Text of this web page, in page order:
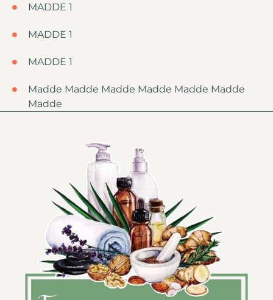
MADDE 1
MADDE 1
MADDE 1
Madde Madde Madde Madde Madde Madde
Madde